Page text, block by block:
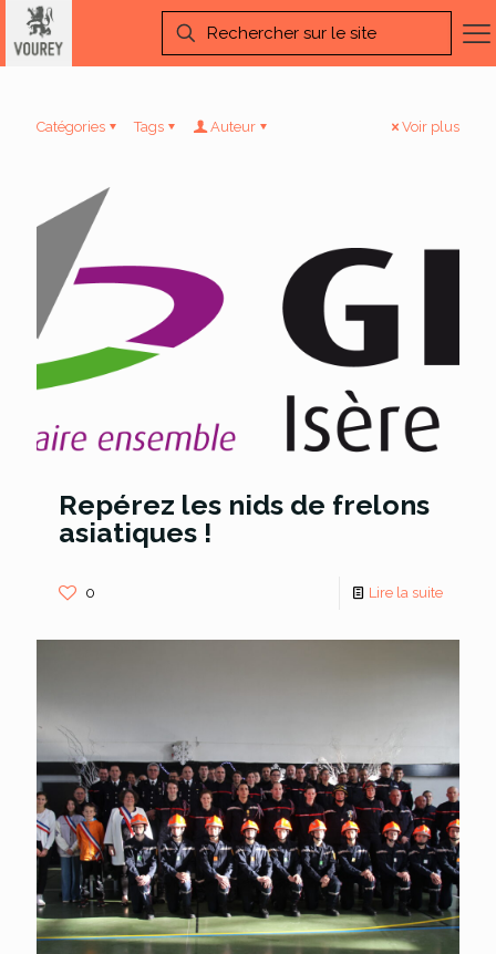
Catégories Tags Auteur Voir plus
Repérez les nids de frelons
asiatiques !
0 Lire la suite